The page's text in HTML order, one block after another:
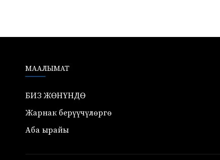
МААЛЫМАТ
БИЗ ЖӨНҮНДӨ
Жарнак берүүчүлөргө
Аба ырайы